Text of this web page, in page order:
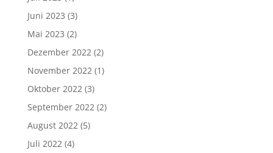
Juni 2023 (3)
Mai 2023 (2)
Dezember 2022(2)
November 2022(1)
Oktober 2022(3)
September 2022(2)
August 2022(5)
Juli 2022(4)